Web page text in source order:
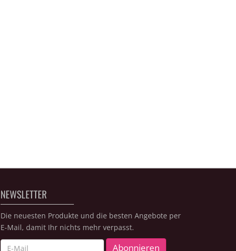
NEWSLETTER
Die neuesten Produkte und die besten Angebote per
E-Mail, damit Ihr nichts mehr verpasst.
Newsletter
Abonnieren